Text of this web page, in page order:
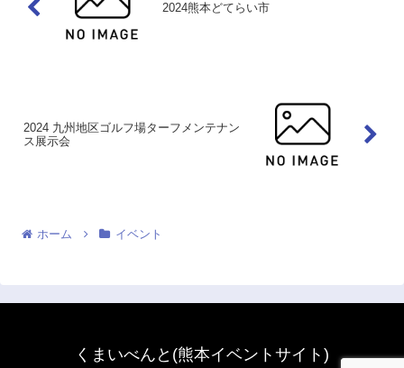
2024熊本どてらい市
2024 九州地区ゴルフ場ターフメンテナン
ス展示会
ホーム イベント
くまいべんと(熊本イベントサイト)